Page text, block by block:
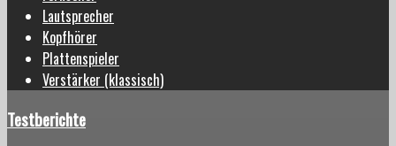
Lautsprecher
Kopfhörer
Plattenspieler
Verstärker (klassisch)
Testberichte